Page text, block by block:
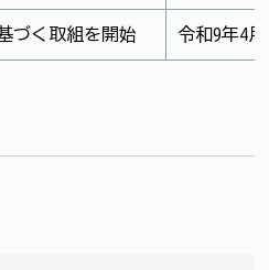
づく取組を開始 令和9年4